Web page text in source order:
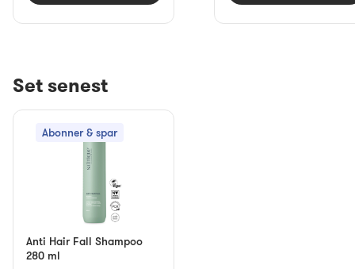
Set senest
Abonner & spar
Anti Hair Fall Shampoo
280 ml